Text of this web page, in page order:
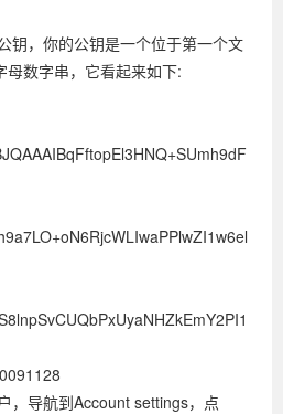
钥，你的公钥是一个位于第一个文
数字串，它看起来如下:
，导航到Account settings，点